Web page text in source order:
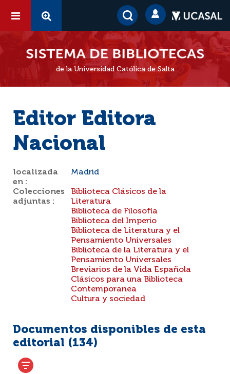
de la Universidad Católica de Salta
Editor Editora
Nacional
localizada
en :
Madrid
Colecciones
adjuntas :
Biblioteca Clásicos de la
Literatura
Biblioteca de Filosofía
Biblioteca del Imperio
Biblioteca de Literatura y el
Pensamiento Universales
Biblioteca de la Literatura y el
Pensamiento Universales
Breviarios de la Vida Española
Clásicos para una Biblioteca
Contemporanea
Cultura y sociedad
Documentos disponibles de esta
editorial (134)